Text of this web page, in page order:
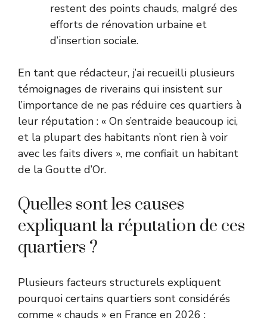
restent des points chauds, malgré des
efforts de rénovation urbaine et
d’insertion sociale.
En tant que rédacteur, j’ai recueilli plusieurs
témoignages de riverains qui insistent sur
l’importance de ne pas réduire ces quartiers à
leur réputation : « On s’entraide beaucoup ici,
et la plupart des habitants n’ont rien à voir
avec les faits divers », me confiait un habitant
de la Goutte d’Or.
Quelles sont les causes
expliquant la réputation de ces
quartiers ?
Plusieurs facteurs structurels expliquent
pourquoi certains quartiers sont considérés
comme « chauds » en France en 2026 :